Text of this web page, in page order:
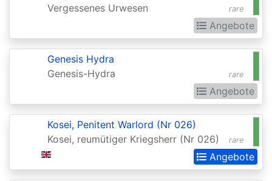
Commander
2015
Commander
2017
Commander
Commander
rare
Vergessenes Urwesen
Angebote
rare
Genesis Hydra
Genesis-Hydra
Angebote
rare
Kosei, Penitent Warlord (Nr 026)
Kosei, reumütiger Kriegsherr (Nr 026)
Angebote